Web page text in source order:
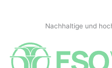
Nachhaltige und